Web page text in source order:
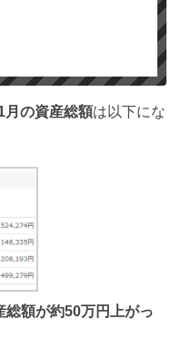
月の資産総額は以下にな
総額が約50万円上がっ